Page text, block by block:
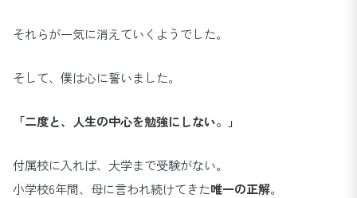
それらが一気に消えていくようでした。
そして、僕は心に誓いました。
「二度と、人生の中心を勉強にしない。」
付属校に入れば、大学まで受験がない。
小学校6年間、母に言われ続けてきた唯一の正解。